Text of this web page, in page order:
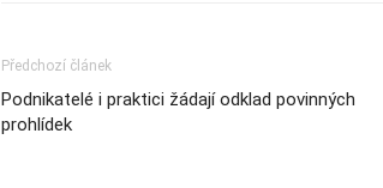
Předchozí článek
Podnikatelé i praktici žádají odklad povinných
prohlídek